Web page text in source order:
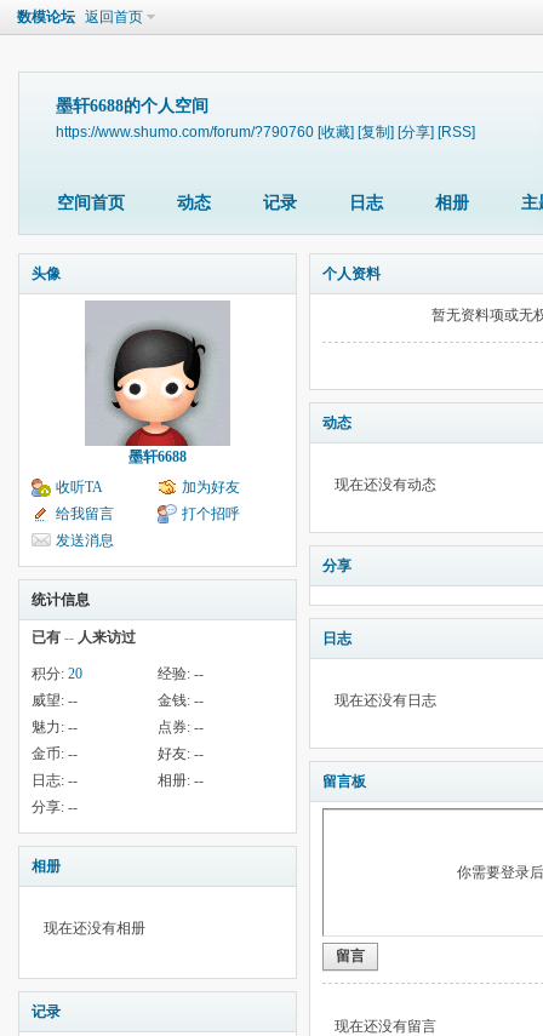
数模论坛 返回首页
墨轩6688的个人空间
https://www.shumo.com/forum/?790760 [收藏] [复制] [分享] [RSS]
空间首页 动态 记录 日志 相册 主
头像
墨轩6688
收听TA
加为好友
给我留言
打个招呼
发送消息
统计信息
已有 -- 人来访过
积分: 20 经验: --
威望: -- 金钱: --
魅力: -- 点券: --
金币: -- 好友: --
日志: -- 相册: --
分享: --
相册
现在还没有相册
记录
个人资料
暂无资料项或无
动态
现在还没有动态
分享
日志
现在还没有日志
留言板
你需要登录
留言
现在还没有留言